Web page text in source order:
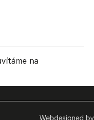
na
Webdesigned by